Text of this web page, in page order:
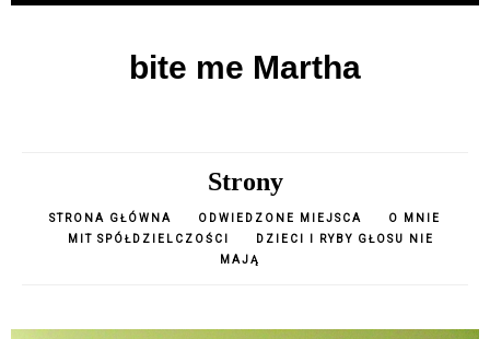
bite me Martha
Strony
STRONA GŁÓWNA ODWIEDZONE MIEJSCA
O MNIE
MIT SPÓŁDZIELCZOŚCI
DZIECI I RYBY GŁOSU NIE
MAJĄ